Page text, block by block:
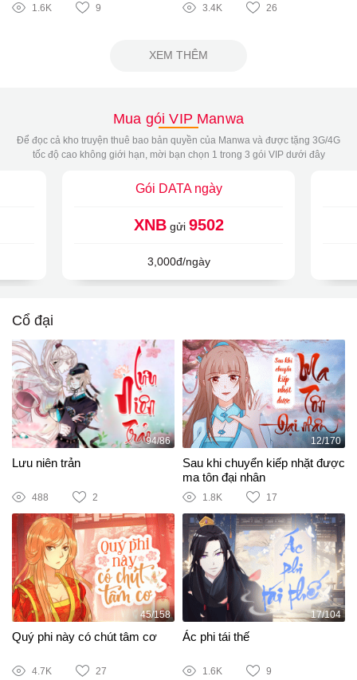
1.6K 9 3.4K 26
XEM THÊM
Mua gói VIP Manwa
Để đọc cả kho truyện thuê bao bản quyền của Manwa và được tặng 3G/4G
tốc độ cao không giới hạn, mời bạn chọn 1 trong 3 gói VIP dưới đây
Gói DATA ngày
XNBgửi 9502
3,000đ/ngày
Cổ đại
94/86
Lưu niên trản
488 2
12/170
Sau khi chuyển kiếp nhặt được
ma tôn đại nhân
1.8K 17
45/158
Quý phi này có chút tâm cơ
4.7K 27
17/104
Ác phi tái thế
1.6K 9